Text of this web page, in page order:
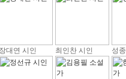
장대연 시인 최인찬 시인 성